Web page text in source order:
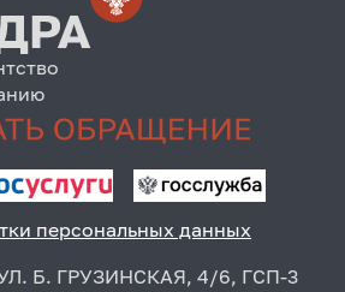
персональных данных
Б. ГРУЗИНСКАЯ, 4/6, ГСП-3